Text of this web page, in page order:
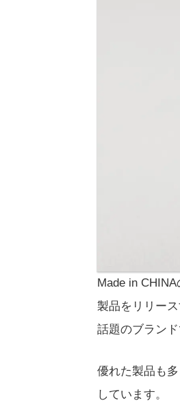
Made in
製品をリリー
話題のブランド
優れた製品も
しています。